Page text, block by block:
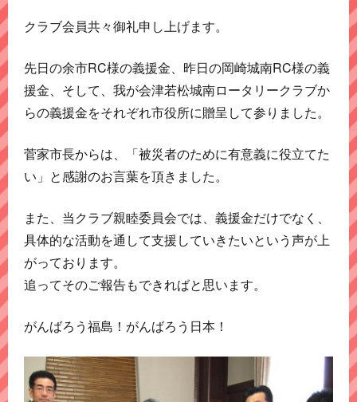
クラブ会員共々御礼申し上げます。
先日の余市RC様の義援金、昨日の岡崎城南RC様の義
援金、そして、我が会津若松城南ロータリークラブか
らの義援金をそれぞれ市役所に贈呈して参りました。
菅家市長からは、「被災者のために有意義に役立てた
い」と感謝のお言葉を頂きました。
また、当クラブ親睦委員会では、義援金だけでなく、
具体的な活動を通して支援していきたいという声が上
がっております。
追ってそのご報告もできればと思います。
がんばろう福島！がんばろう日本！